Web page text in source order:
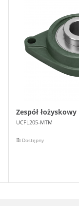
Zespół łożyskowy
UCFL205-MTM
Dostępny